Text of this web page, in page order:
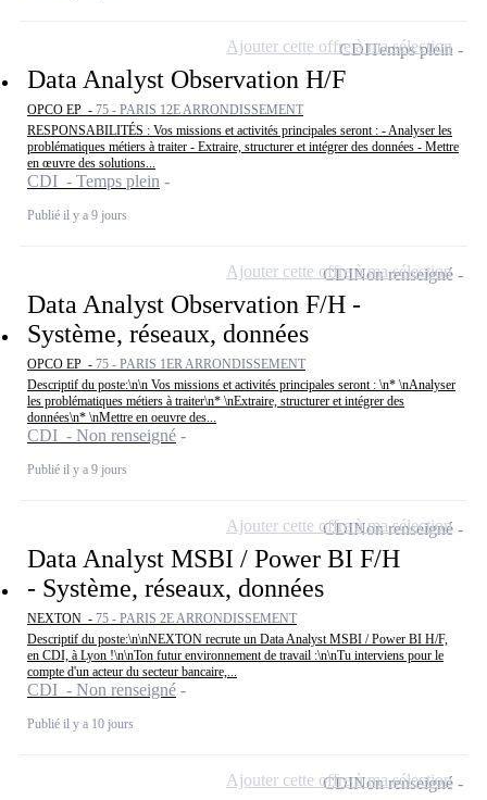
Data Analyst Observation H/F
OPCO EP - 75 - PARIS 12E ARRONDISSEMENT
RESPONSABILITÉS : Vos missions et activités principales seront : - Analyser les
problématiques métiers à traiter - Extraire, structurer et intégrer des données - Mettre
en œuvre des solutions...
CDI - Temps plein
Publié il y a 9 jours
CDITemps plein
Ajouter cette offre à ma sélection
Data Analyst Observation F/H -
Système, réseaux, données
OPCO EP - 75 - PARIS 1ER ARRONDISSEMENT
Descriptif du poste:\n\n Vos missions et activités principales seront : \n* \nAnalyser
les problématiques métiers à traiter\n* \nExtraire, structurer et intégrer des
données\n* \nMettre en oeuvre des...
CDI - Non renseigné
Publié il y a 9 jours
CDINon renseigné
Ajouter cette offre à ma sélection
Data Analyst MSBI / Power BI F/H
- Système, réseaux, données
NEXTON - 75 - PARIS 2E ARRONDISSEMENT
Descriptif du poste:\n\nNEXTON recrute un Data Analyst MSBI / Power BI H/F,
en CDI, à Lyon !\n\nTon futur environnement de travail :\n\nTu interviens pour le
compte d'un acteur du secteur bancaire,...
CDI - Non renseigné
Publié il y a 10 jours
CDINon renseigné
Ajouter cette offre à ma sélection
CDINon renseigné
Ajouter cette offre à ma sélection